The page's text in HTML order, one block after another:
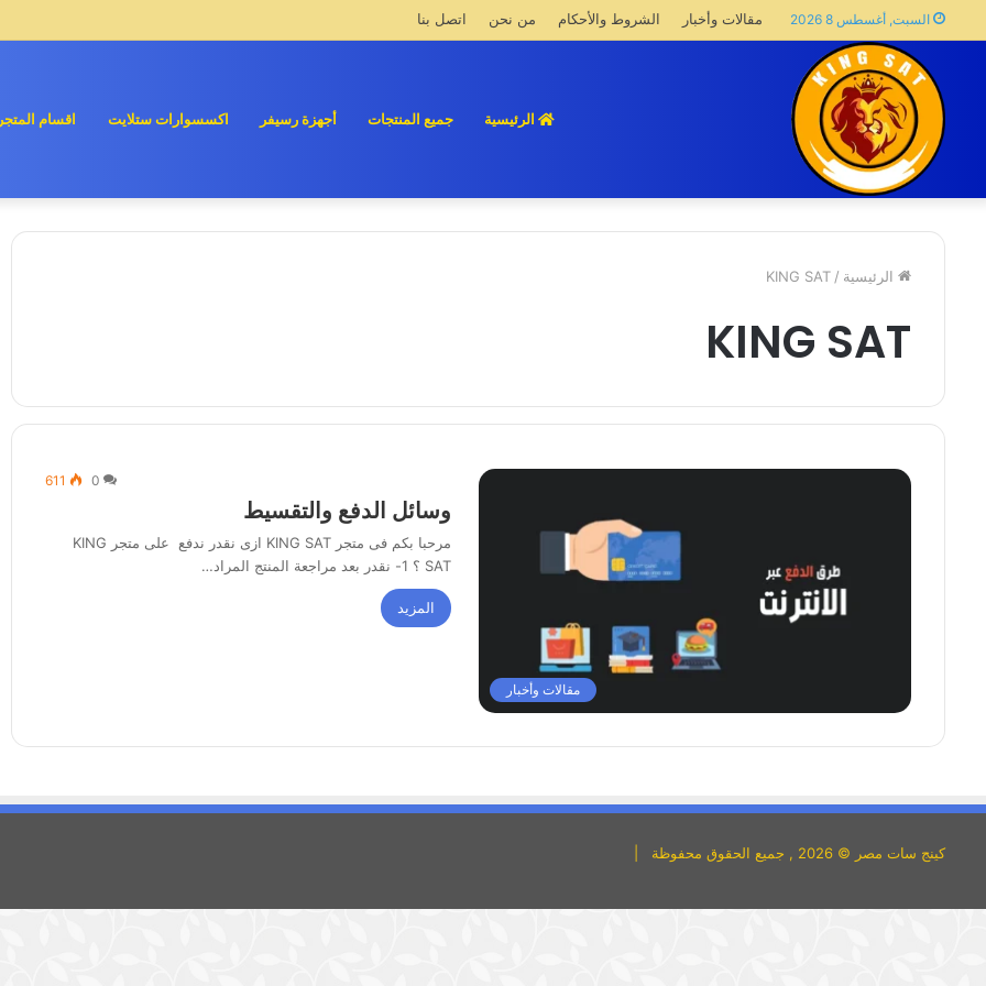
السبت, أغسطس 8 2026 مقالات وأخبار الشروط والأحكام من نحن اتصل بنا
الرئيسية جميع المنتجات أجهزة رسيفر اكسسوارات ستلايت اقسام المتجر
الرئيسية /
KING SAT
KING SAT
مقالات وأخبار
0
611
وسائل الدفع والتقسيط
مرحبا بكم فى متجر KING SAT ازى نقدر ندفع على متجر KING
SAT ؟ 1- نقدر بعد مراجعة المنتج المراد…
المزيد
كينج سات مصر © 2026 , جميع الحقوق محفوظة |